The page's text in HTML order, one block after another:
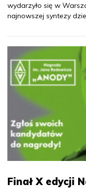
wydarzyło się w
najnowszej syntezy
Finał X edycji